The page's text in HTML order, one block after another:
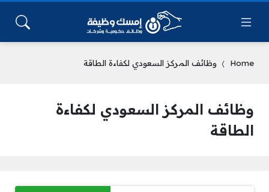
Home وظائف المركز السعودي لكفاءة الطاقة
وظائف المركز السعودي لكفاءة
الطاقة